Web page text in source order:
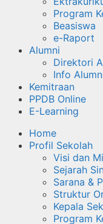
Program
Beasiswa
e-Raport
Alumni
Direktori
Info
Kemitraan
PPDB Online
E-Learning
Home
Profil Sekolah
Visi dan
Sejarah
Sarana &
Struktur
Kepala
Program